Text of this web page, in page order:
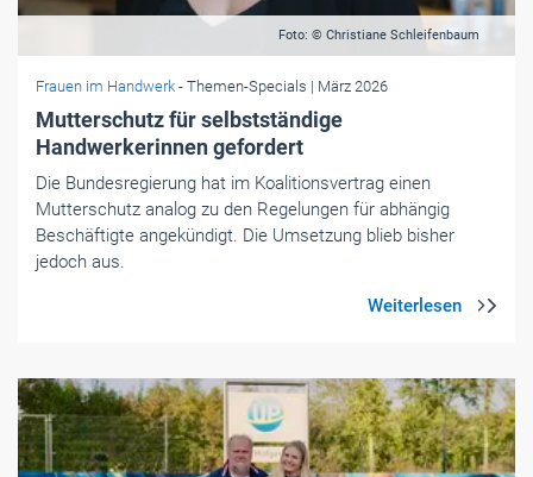
Foto: © Christiane Schleifenbaum
Frauen im Handwerk - Themen-Specials | März 2026
Mutterschutz für selbstständige
Handwerkerinnen gefordert
Die Bundesregierung hat im Koalitionsvertrag einen
Mutterschutz analog zu den Regelungen für abhängig
Beschäftigte angekündigt. Die Umsetzung blieb bisher
jedoch aus.